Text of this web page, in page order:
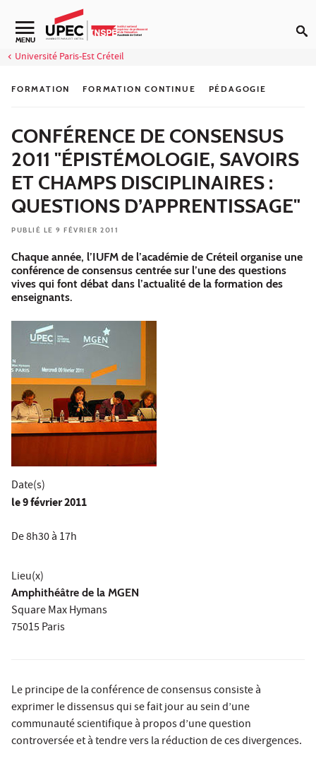
Aller au contenu
Navigation secondaire
MENU
Université Paris-Est Créteil
FORMATION FORMATION CONTINUE PÉDAGOGIE
CONFÉRENCE DE CONSENSUS
2011 "ÉPISTÉMOLOGIE, SAVOIRS
ET CHAMPS DISCIPLINAIRES :
QUESTIONS D’APPRENTISSAGE"
PUBLIÉ LE 9 FÉVRIER 2011
Chaque année, l’IUFM de l’académie de Créteil organise une
conférence de consensus centrée sur l’une des questions
vives qui font débat dans l’actualité de la formation des
enseignants.
Date(s)
le9 février 2011
De 8h30 à 17h
Lieu(x)
Amphithéâtre de la MGEN
Square Max Hymans
75015 Paris
Le principe de la conférence de consensus consiste à
exprimer le dissensus qui se fait jour au sein d’une
communauté scientifique à propos d’une question
controversée et à tendre vers la réduction de ces divergences.